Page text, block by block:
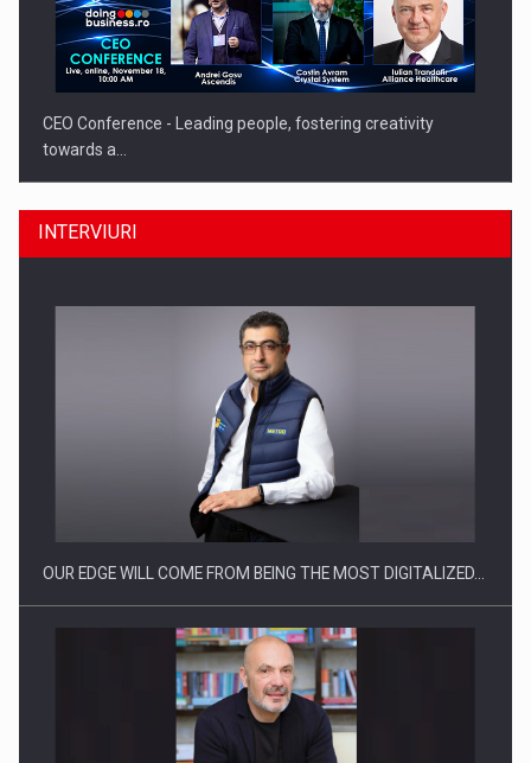
CEO Conference - Leading people, fostering creativity
towards a…
CEO Conference - Shaping The Future - Technology and…
INTERVIURI
OUR EDGE WILL COME FROM BEING THE MOST DIGITALIZED…